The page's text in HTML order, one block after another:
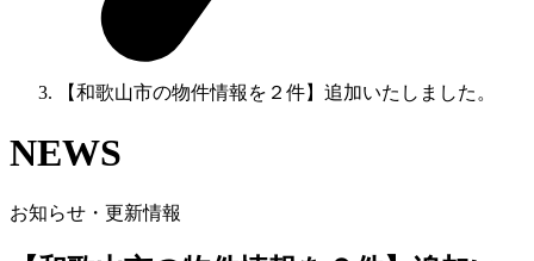
【和歌山市の物件情報を２件】追加いたしました。
NEWS
お知らせ・更新情報